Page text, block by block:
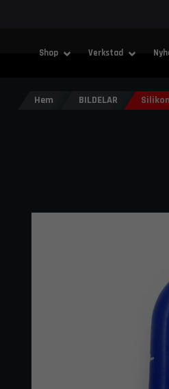
Shop Verkstad
Hem BILDELAR